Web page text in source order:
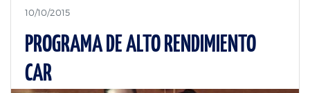
10/10/2015
PROGRAMA DE ALTO RENDIMIENTO
CAR